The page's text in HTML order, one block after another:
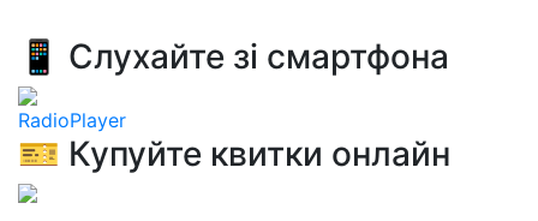
📱 Слухайте зі смартфона
RadioPlayer
🎫 Купуйте квитки онлайн